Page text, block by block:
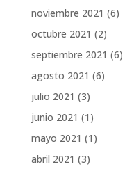
noviembre 2021 (6)
octubre 2021 (2)
septiembre 2021 (6)
agosto 2021 (6)
julio 2021 (3)
junio 2021 (1)
mayo 2021 (1)
abril 2021 (3)